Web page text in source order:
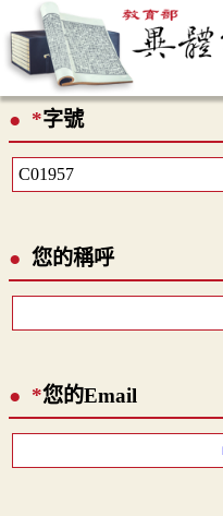
最新消息
*字號
您的稱呼
*您的Email